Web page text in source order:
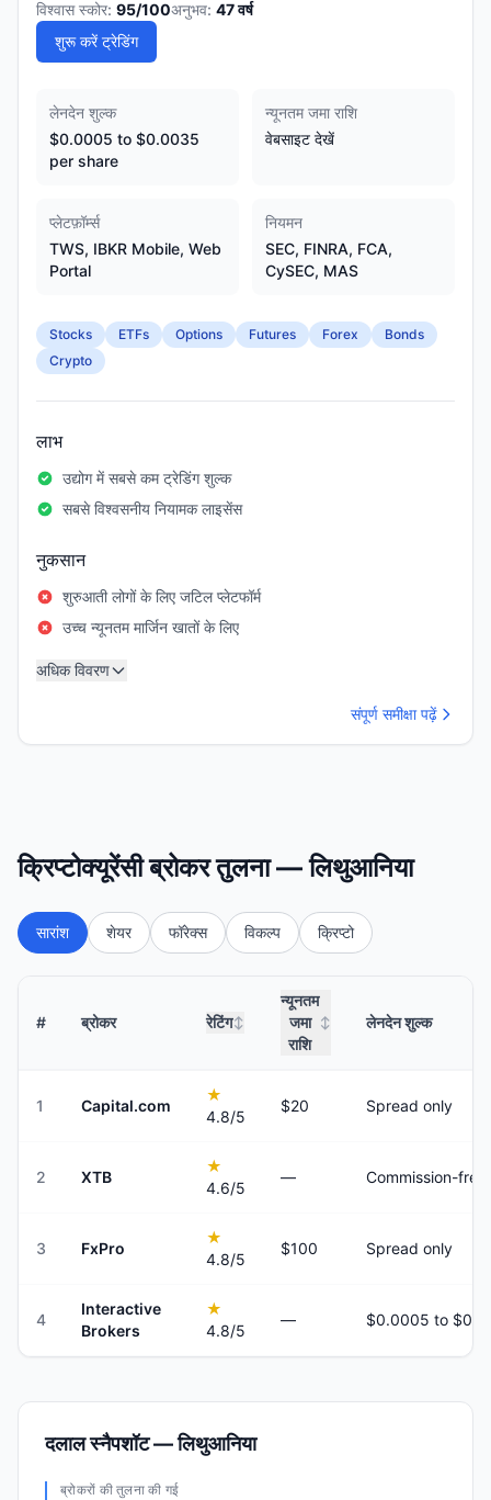
विश्वास स्कोर: 95/100अनुभव: 47वर्ष
शुरू करें ट्रेडिंग
लेनदेन शुल्क
$0.0005 to $0.0035
per share
न्यूनतम जमा राशि
वेबसाइट देखें
प्लेटफ़ॉर्म्स
TWS, IBKR Mobile, Web
Portal
नियमन
SEC, FINRA, FCA,
CySEC, MAS
Stocks ETFs Options Futures Forex
Bonds
Crypto
लाभ
उद्योग में सबसे कम ट्रेडिंग शुल्क
सबसे विश्वसनीय नियामक लाइसेंस
नुकसान
शुरुआती लोगों के लिए जटिल प्लेटफॉर्म
उच्च न्यूनतम मार्जिन खातों के लिए
अधिक विवरण
संपूर्ण समीक्षा पढ़ें
क्रिप्टोक्यूरेंसी ब्रोकर तुलना — लिथुआनिया
सारांश शेयर फॉरेक्स विकल्प क्रिप्टो
# ब्रोकर रेटिंग↕
न्यूनतम
जमा
राशि
↕ लेनदेन शुल्क
1 Capital.com
★
4.8/5
$20 Spread only
2 XTB
★
4.6/5
— Commission-
3 FxPro
★
4.8/5
$100 Spread only
4
Interactive
Brokers
★
4.8/5
—
दलाल स्नैपशॉट — लिथुआनिया
ब्रोकरों की तुलना की गई